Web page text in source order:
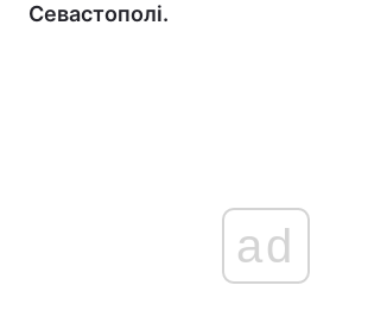
Севастополі.
ad